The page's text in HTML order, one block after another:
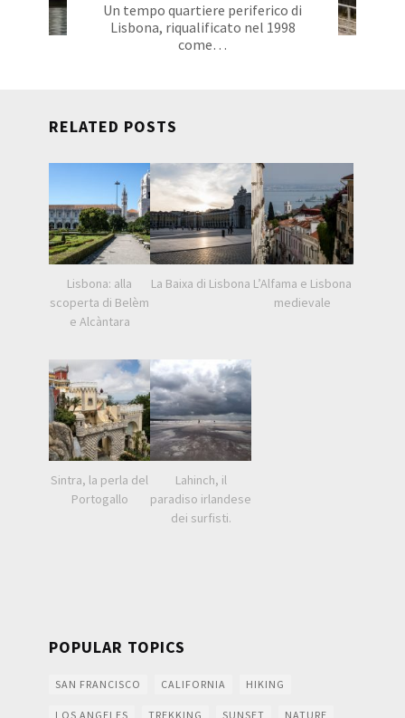
Un tempo quartiere periferico di
Lisbona, riqualificato nel 1998
come…
RELATED POSTS
Lisbona: alla
scoperta di Belèm
e Alcàntara
La Baixa di Lisbona L’Alfama e Lisbona
medievale
Sintra, la perla del
Portogallo
Lahinch, il
paradiso irlandese
dei surfisti.
POPULAR TOPICS
SAN FRANCISCO CALIFORNIA HIKING
LOS ANGELES TREKKING SUNSET NATURE